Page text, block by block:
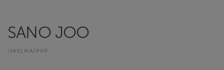
SANO JOO
ISKELMÄ/POP